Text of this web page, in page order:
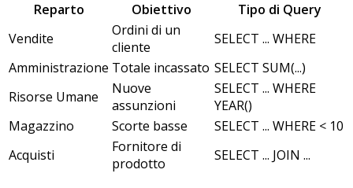
Reparto Obiettivo
Tipo di Query
Vendite
Ordini di un
cliente
SELECT ... WHERE
Amministrazione Totale incassato SELECT SUM(...)
Risorse Umane
Nuove
assunzioni
SELECT ... WHERE
YEAR()
Magazzino
Scorte basse
SELECT ... WHERE < 10
Acquisti
Fornitore di
prodotto
SELECT ... JOIN ...